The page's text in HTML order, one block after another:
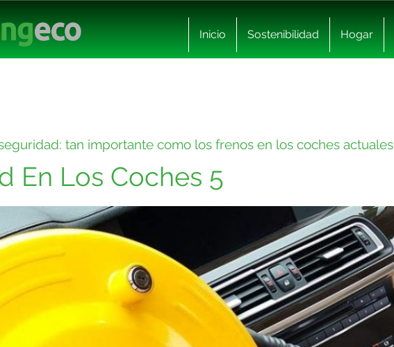
Inicio Sostenibilidad Hogar
tan importante como los frenos en los coches actuales
En Los Coches 5